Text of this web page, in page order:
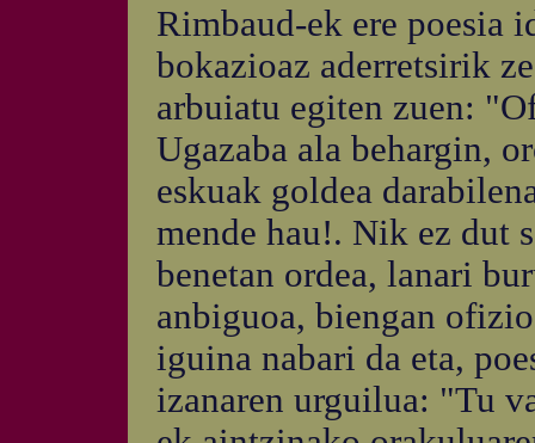
Rimbaud-ek ere poesia
bokazioaz aderretsirik
arbuiatu egiten zuen:
Ugazaba ala behargin,
eskuak goldea
mende hau!. Nik ez dut
benetan ordea, lanari
anbiguoa, biengan
iguina nabari da eta,
izanaren urguilua: "Tu